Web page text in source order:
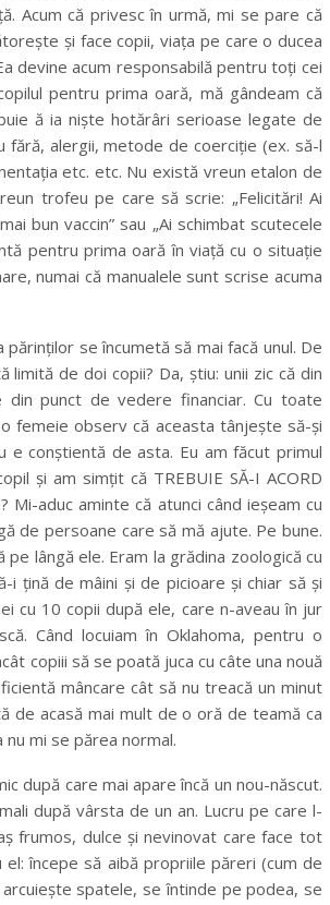
Acum că privesc în urmă, mi se pare că
şi face copii, viaţa pe care o ducea
devine acum responsabilă pentru toţi cei
pentru prima oară, mă gândeam că
ă ia nişte hotărâri serioase legate de
fără, alergii, metode de coerciţie (ex. să-l
etc. etc. Nu există vreun etalon de
trofeu pe care să scrie: „Felicitări! Ai
bun vaccin” sau „Ai schimbat scutecele
pentru prima oară în viaţă cu o situaţie
numai că manualele sunt scrise acuma
se încumetă să mai facă unul. De
de doi copii? Da, ştiu: unii zic că din
din punct de vedere financiar. Cu toate
femeie observ că aceasta tânjeşte să-şi
e conştientă de asta. Eu am făcut primul
şi am simţit că TREBUIE SĂ-I ACORD
Mi-aduc aminte că atunci când ieşeam cu
de persoane care să mă ajute. Pe bune.
lângă ele. Eram la grădina zoologică cu
ţină de mâini şi de picioare şi chiar să şi
cu 10 copii după ele, care n-aveau în jur
Când locuiam în Oklahoma, pentru o
copiii să se poată juca cu câte una nouă
mâncare cât să nu treacă un minut
de acasă mai mult de o oră de teamă ca
nu mi se părea normal.
după care mai apare încă un nou-născut.
după vârsta de un an. Lucru pe care l-
frumos, dulce şi nevinovat care face tot
începe să aibă propriile păreri (cum de
spatele, se întinde pe podea, se